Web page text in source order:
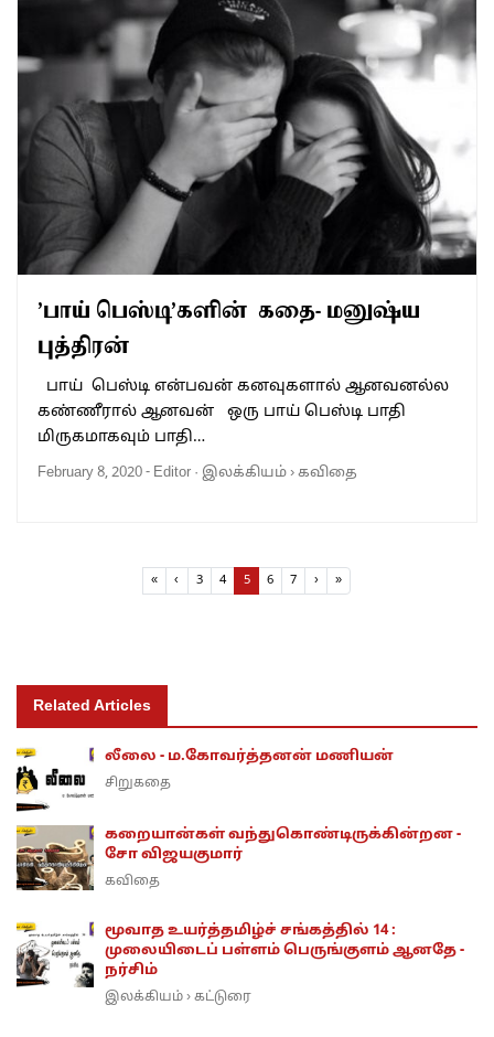
’பாய் பெஸ்டி’களின் கதை- மனுஷ்ய
புத்திரன்
பாய் பெஸ்டி என்பவன் கனவுகளால் ஆனவனல்ல
கண்ணீரால் ஆனவன் ஒரு பாய் பெஸ்டி பாதி
மிருகமாகவும் பாதி…
February 8, 2020- Editor · இலக்கியம்›கவிதை
« ‹ Page
3 Page
4 Current Page
5 Page
6 Page
7 › »
Related Articles
லீலை - ம.கோவர்த்தனன் மணியன்
சிறுகதை
கறையான்கள் வந்துகொண்டிருக்கின்றன -
சோ விஜயகுமார்
கவிதை
மூவாத உயர்த்தமிழ்ச் சங்கத்தில் 14 :
முலையிடைப் பள்ளம் பெருங்குளம் ஆனதே -
நர்சிம்
இலக்கியம் › கட்டுரை